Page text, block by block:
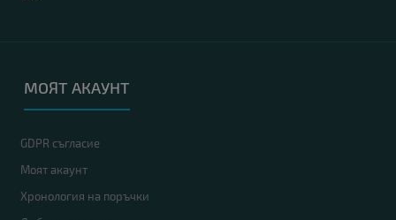
МОЯТ АКАУНТ
GDPR съгласие
Моят акаунт
Хронология на поръчки